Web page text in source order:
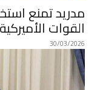
مدريد تمنع
القوات
30/03/2026